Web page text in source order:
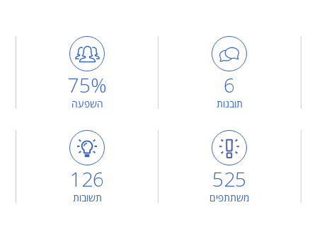
75%
השפעה
6
תובנות
126
תשובות
525
משתתפים